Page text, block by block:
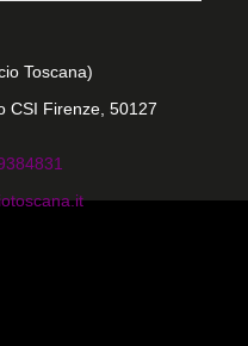
Toscana)
CSI Firenze, 50127